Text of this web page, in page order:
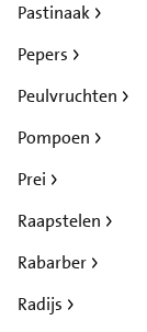
Pastinaak
Pepers
Peulvruchten
Pompoen
Prei
Raapstelen
Rabarber
Radijs